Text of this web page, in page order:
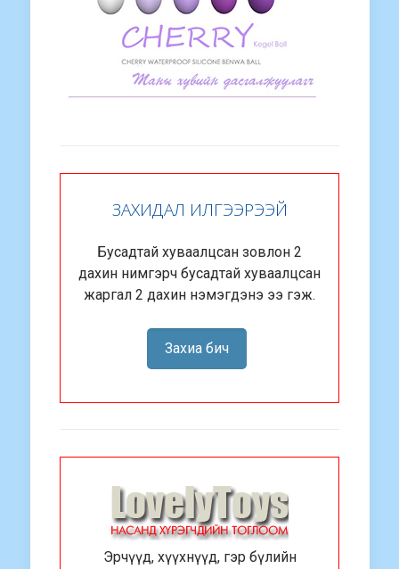
ЗАХИДАЛ ИЛГЭЭРЭЭЙ
Бусадтай хуваалцсан зовлон 2
дахин нимгэрч бусадтай хуваалцсан
жаргал 2 дахин нэмэгдэнэ ээ гэж.
Захиа бич
Эрчүүд, хүүхнүүд, гэр бүлийн